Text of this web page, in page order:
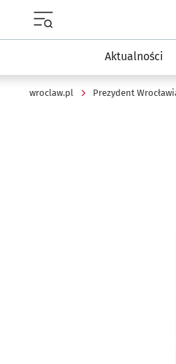
Aktualności
wroclaw.pl Prezydent